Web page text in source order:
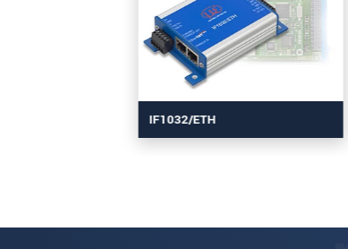
IF1032/ETH